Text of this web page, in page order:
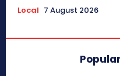
Local 7 August 2026